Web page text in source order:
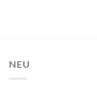
NEU